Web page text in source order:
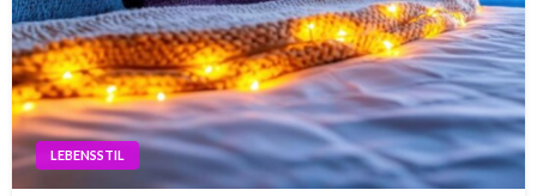
LEBENSSTIL